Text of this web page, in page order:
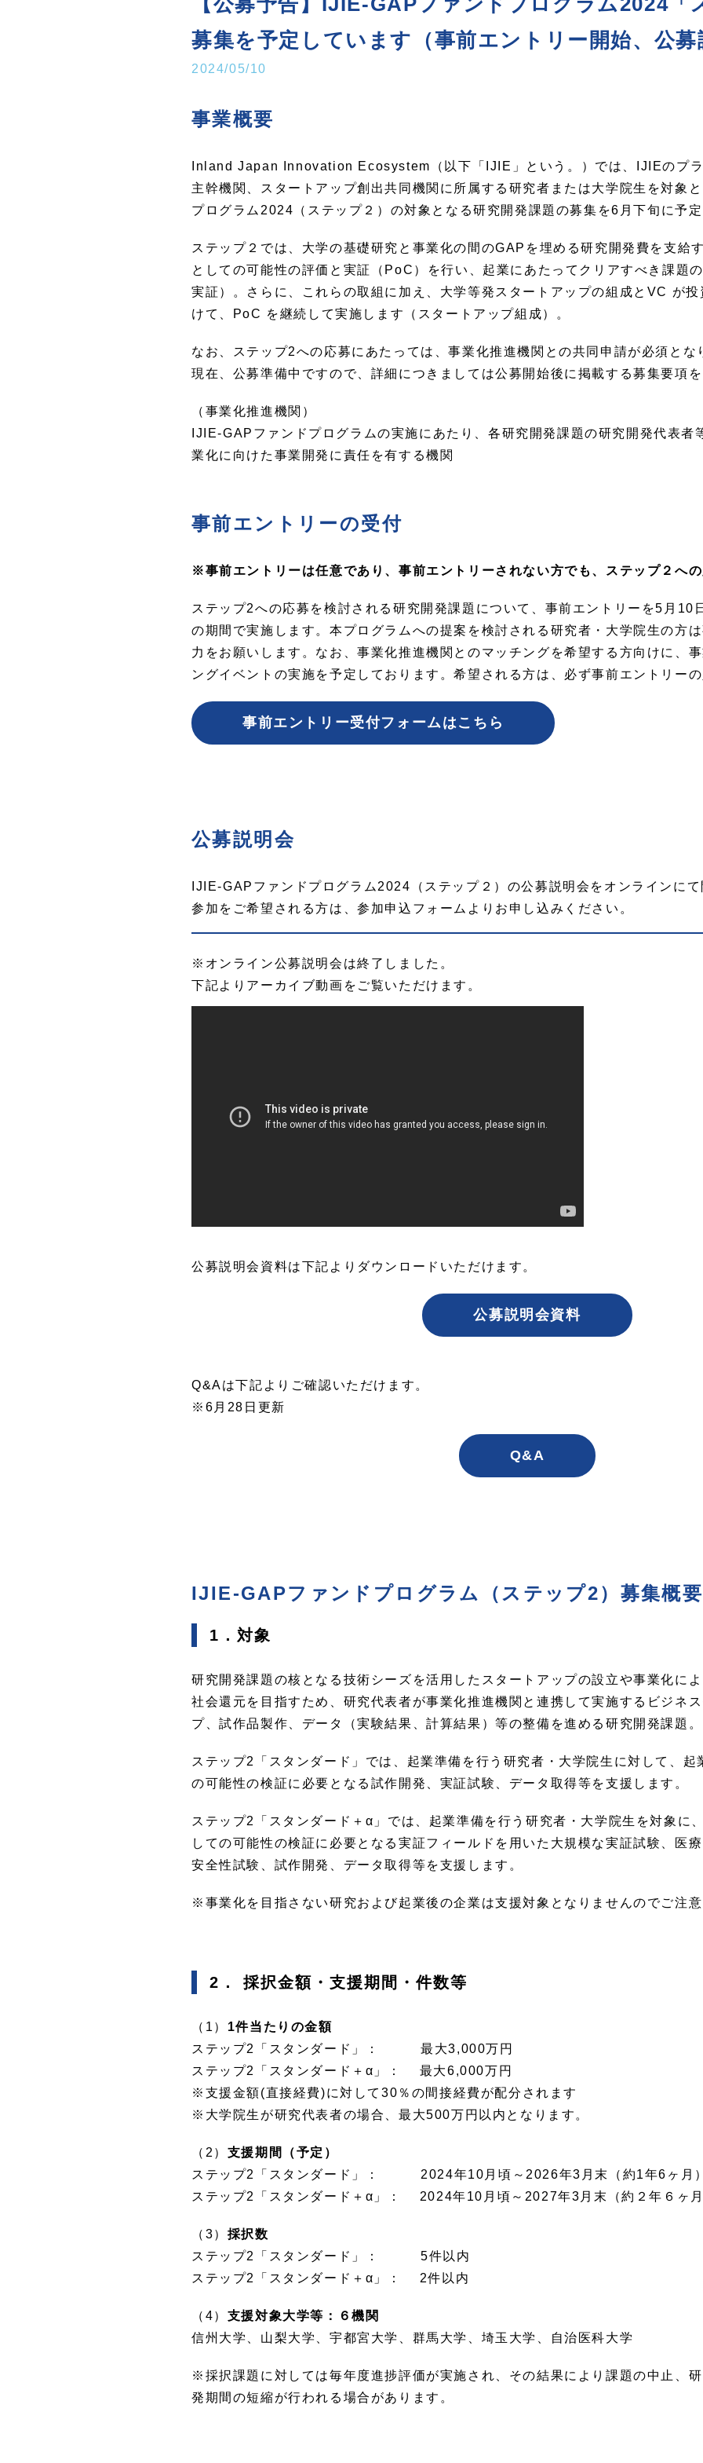
募集を予定しています（事前エントリー開始、公募
2024/05/10
事業概要
Inland Japan Innovation Ecosystem（以下「IJIE」という。）では、IJIEのプラ
主幹機関、スタートアップ創出共同機関に所属する研究者または大学院生を対象
プログラム2024（ステップ２）の対象となる研究開発課題の募集を6月下旬に予定
ステップ２では、大学の基礎研究と事業化の間のGAPを埋める研究開発費を支給
としての可能性の評価と実証（PoC）を行い、起業にあたってクリアすべき課題
実証）。さらに、これらの取組に加え、大学等発スタートアップの組成とVC が投
けて、PoC を継続して実施します（スタートアップ組成）。
なお、ステップ2への応募にあたっては、事業化推進機関との共同申請が必須とな
現在、公募準備中ですので、詳細につきましては公募開始後に掲載する募集要項を
（事業化推進機関）
IJIE-GAPファンドプログラムの実施にあたり、各研究開発課題の研究開発代表者
業化に向けた事業開発に責任を有する機関
事前エントリーの受付
※事前エントリーは任意であり、事前エントリーされない方でも、ステップ２への
ステップ2への応募を検討される研究開発課題について、事前エントリーを5月10
の期間で実施します。本プログラムへの提案を検討される研究者・大学院生の方
力をお願いします。なお、事業化推進機関とのマッチングを希望する方向けに、
ングイベントの実施を予定しております。希望される方は、必ず事前エントリーの
事前エントリー受付フォームはこちら
公募説明会
IJIE-GAPファンドプログラム2024（ステップ２）の公募説明会をオンラインにて
参加をご希望される方は、参加申込フォームよりお申し込みください。
※オンライン公募説明会は終了しました。
下記よりアーカイブ動画をご覧いただけます。
公募説明会資料は下記よりダウンロードいただけます。
公募説明会資料
Q&Aは下記よりご確認いただけます。
※6月28日更新
Q&A
IJIE-GAPファンドプログラム（ステップ2）募集概要
1．対象
研究開発課題の核となる技術シーズを活用したスタートアップの設立や事業化に
社会還元を目指すため、研究代表者が事業化推進機関と連携して実施するビジネ
プ、試作品製作、データ（実験結果、計算結果）等の整備を進める研究開発課題。
ステップ2「スタンダード」では、起業準備を行う研究者・大学院生に対して、起
の可能性の検証に必要となる試作開発、実証試験、データ取得等を支援します。
ステップ2「スタンダード＋α」では、起業準備を行う研究者・大学院生を対象に
しての可能性の検証に必要となる実証フィールドを用いた大規模な実証試験、医
安全性試験、試作開発、データ取得等を支援します。
※事業化を目指さない研究および起業後の企業は支援対象となりませんのでご注意
2． 採択金額・支援期間・件数等
（1） 1件当たりの金額
ステップ2「スタンダード」： 最大3,000万円
ステップ2「スタンダード＋α」： 最大6,000万円
※支援金額(直接経費)に対して30％の間接経費が配分されます
※大学院生が研究代表者の場合、最大500万円以内となります。
（2） 支援期間（予定）
ステップ2「スタンダード」： 2024年10月頃～2026年3月末（約1年6ヶ月）
ステップ2「スタンダード＋α」： 2024年10月頃～2027年3月末（約２年６ヶ月
（3） 採択数
ステップ2「スタンダード」： 5件以内
ステップ2「スタンダード＋α」： 2件以内
（4） 支援対象大学等：６機関
信州大学、山梨大学、宇都宮大学、群馬大学、埼玉大学、自治医科大学
※採択課題に対しては毎年度進捗評価が実施され、その結果により課題の中止、
発期間の短縮が行われる場合があります。